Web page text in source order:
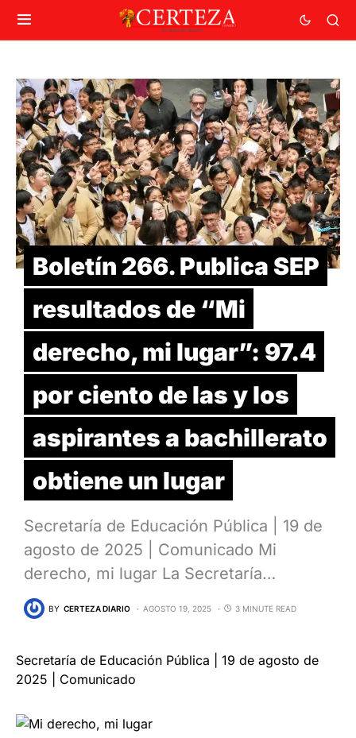
Boletín 266. Publica SEP
resultados de “Mi
derecho, mi lugar”: 97.4
por ciento de las y los
aspirantes a bachillerato
obtiene un lugar
Secretaría de Educación Pública | 19 de
agosto de 2025 | Comunicado Mi
derecho, mi lugar La Secretaría…
BY CERTEZA DIARIO AGOSTO 19, 2025 3 MINUTE READ
Secretaría de Educación Pública | 19 de agosto de
2025 | Comunicado